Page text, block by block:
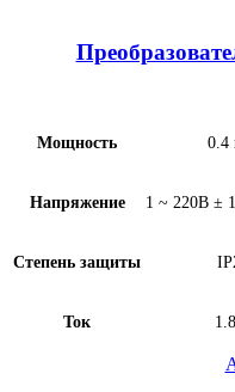
Мощность 0.4
Напряжение 1 ~ 220В ±
Степень защиты
Ток